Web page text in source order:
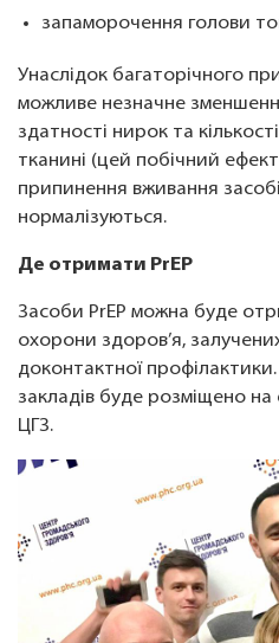
запаморочення голови
Унаслідок багаторічного
можливе незначне
здатності нирок та
тканині (цей побічний
припинення вживання
нормалізуються.
Де отримати PrEP
Засоби PrEP можна буде
охорони здоров’я,
доконтактної
закладів буде розміщено
ЦГЗ.